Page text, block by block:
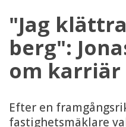
"Jag
berg":
om karriär
Efter en
fastighetsmäklare